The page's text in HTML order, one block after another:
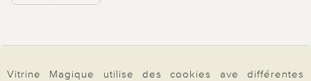
Paiement & Livraison
Vitrine Magique utilise des cookies ave différentes